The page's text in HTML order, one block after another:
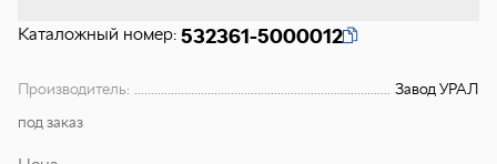
Каталожный номер: 532361-5000012
Производитель:
Завод УРАЛ
под заказ